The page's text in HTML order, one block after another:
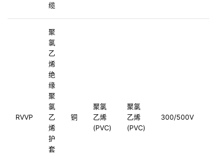
缆
RVVP
聚
氯
乙
烯
绝
缘
聚
氯
乙
烯
护
套
铜
聚氯
乙烯
(PVC)
聚氯
乙烯
(PVC)
300/500V